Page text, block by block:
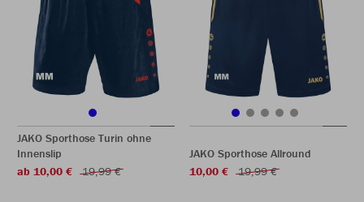
JAKO Sporthose Turin ohne
Innenslip
ab 10,00 €
19,99 €
JAKO Sporthose Allround
10,00 €
19,99 €